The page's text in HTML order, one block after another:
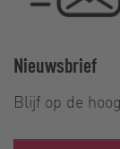
Nieuwsbrief
Blijf op de